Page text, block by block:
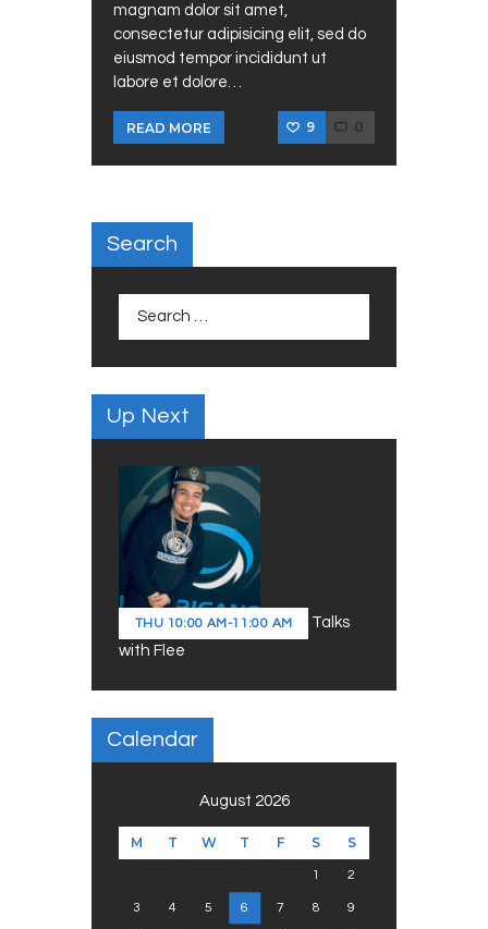
magnam dolor sit amet,
consectetur adipisicing elit, sed do
eiusmod tempor incididunt ut
labore et dolore…
READ MORE 9 0
Search
Up Next
THU 10:00 AM-11:00 AM
Talks
with Flee
Calendar
August 2026
M T W T F S S
1 2
3 4 5 6 7 8 9